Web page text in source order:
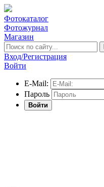
Фотокаталог
Фотожурнал
Магазин
Вход/Регистрация
Войти
E-Mail:
Пароль
Войти